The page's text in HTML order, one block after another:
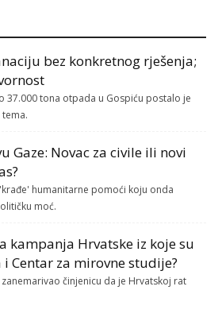
bez konkretnog rješenja;
37.000 tona otpada u Gospiću postalo je
Gaze: Novac za civile ili novi
humanitarne pomoći koju onda
moć.
kampanja Hrvatske iz koje su
Centar za mirovne studije?
činjenicu da je Hrvatskoj rat